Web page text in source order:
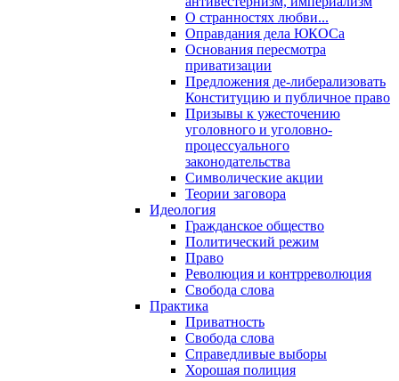
О странностях любви...
Оправдания дела ЮКОСа
Основания пересмотра
приватизации
Предложения де-либерализовать
Конституцию и публичное право
Призывы к ужесточению
уголовного и уголовно-
процессуального
законодательства
Символические акции
Теории заговора
Идеология
Гражданское общество
Политический режим
Право
Революция и контрреволюция
Свобода слова
Практика
Приватность
Свобода слова
Справедливые выборы
Хорошая полиция